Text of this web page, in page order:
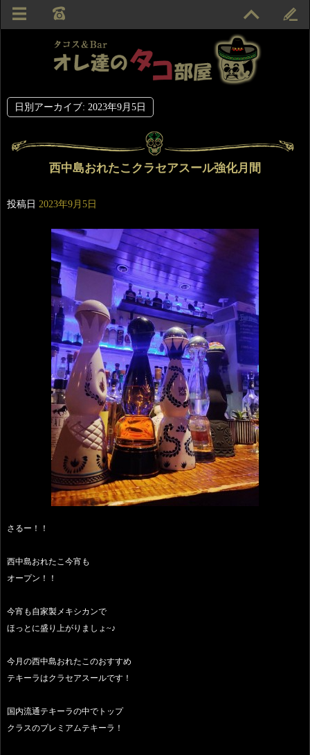
日別アーカイブ: 2023年9月5日
西中島おれたこクラセアスール強化月間
投稿日 2023年9月5日
さるー！！
西中島おれたこ今宵も
オープン！！
今宵も自家製メキシカンで
ほっとに盛り上がりましょ~♪
今月の西中島おれたこのおすすめ
テキーラはクラセアスールです！
国内流通テキーラの中でトップ
クラスのプレミアムテキーラ！